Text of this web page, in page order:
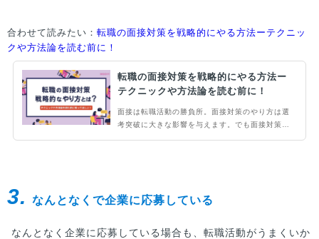
合わせて読みたい： 転職の面接対策を戦略的にやる方法ーテクニッ
クや方法論を読む前に！
転職の面接対策を戦略的にやる方法ー
テクニックや方法論を読む前に！
面接は転職活動の勝負所。面接対策のやり方は選
考突破に大きな影響を与えます。でも面接対策の
3. なんとなくで企業に応募している
なんとなく企業に応募している場合も、転職活動がうまくいか